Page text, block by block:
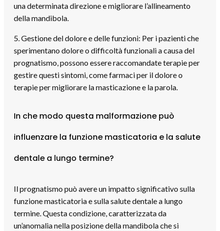
una determinata direzione e migliorare l’allineamento
della mandibola.
5. Gestione del dolore e delle funzioni: Per i pazienti che
sperimentano dolore o difficoltà funzionali a causa del
prognatismo, possono essere raccomandate terapie per
gestire questi sintomi, come farmaci per il dolore o
terapie per migliorare la masticazione e la parola.
In che modo questa malformazione può
influenzare la funzione masticatoria e la salute
dentale a lungo termine?
Il prognatismo può avere un impatto significativo sulla
funzione masticatoria e sulla salute dentale a lungo
termine. Questa condizione, caratterizzata da
un’anomalia nella posizione della mandibola che si